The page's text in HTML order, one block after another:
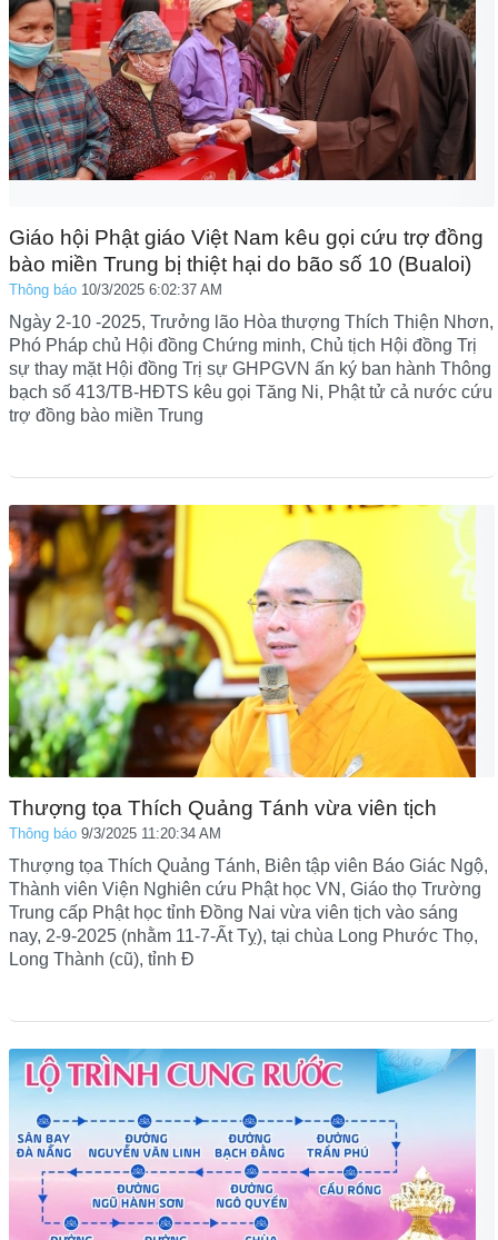
Giáo hội Phật giáo Việt Nam kêu gọi cứu trợ đồng
bào miền Trung bị thiệt hại do bão số 10 (Bualoi)
Thông báo 10/3/2025 6:02:37 AM
Ngày 2-10 -2025, Trưởng lão Hòa thượng Thích Thiện Nhơn,
Phó Pháp chủ Hội đồng Chứng minh, Chủ tịch Hội đồng Trị
sự thay mặt Hội đồng Trị sự GHPGVN ấn ký ban hành Thông
bạch số 413/TB-HĐTS kêu gọi Tăng Ni, Phật tử cả nước cứu
trợ đồng bào miền Trung
Thượng tọa Thích Quảng Tánh vừa viên tịch
Thông báo 9/3/2025 11:20:34 AM
Thượng tọa Thích Quảng Tánh, Biên tập viên Báo Giác Ngộ,
Thành viên Viện Nghiên cứu Phật học VN, Giáo thọ Trường
Trung cấp Phật học tỉnh Đồng Nai vừa viên tịch vào sáng
nay, 2-9-2025 (nhằm 11-7-Ất Tỵ), tại chùa Long Phước Thọ,
Long Thành (cũ), tỉnh Đ